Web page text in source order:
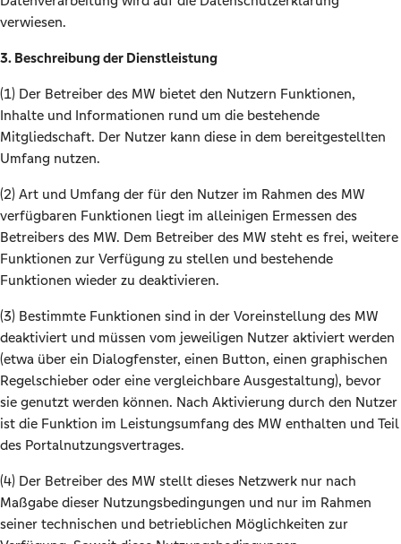
verwiesen.
3. Beschreibung der Dienstleistung
(1) Der Betreiber des MW bietet den Nutzern Funktionen,
Inhalte und Informationen rund um die bestehende
Mitgliedschaft. Der Nutzer kann diese in dem bereitgestellten
Umfang nutzen.
(2) Art und Umfang der für den Nutzer im Rahmen des MW
verfügbaren Funktionen liegt im alleinigen Ermessen des
Betreibers des MW. Dem Betreiber des MW steht es frei, weitere
Funktionen zur Verfügung zu stellen und bestehende
Funktionen wieder zu deaktivieren.
(3) Bestimmte Funktionen sind in der Voreinstellung des MW
deaktiviert und müssen vom jeweiligen Nutzer aktiviert werden
(etwa über ein Dialogfenster, einen Button, einen graphischen
Regelschieber oder eine vergleichbare Ausgestaltung), bevor
sie genutzt werden können. Nach Aktivierung durch den Nutzer
ist die Funktion im Leistungsumfang des MW enthalten und Teil
des Portalnutzungsvertrages.
(4) Der Betreiber des MW stellt dieses Netzwerk nur nach
Maßgabe dieser Nutzungsbedingungen und nur im Rahmen
seiner technischen und betrieblichen Möglichkeiten zur